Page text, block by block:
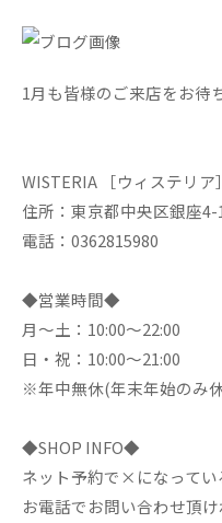
1月も皆様のご来店をお
WISTERIA ［ウィステリア］
住所：東京都中央区銀座
電話：0362815980
◆営業時間◆
月～土：10:00～22:00
日・祝：10:00～21:00
※年中無休(年末年始のみ
◆SHOP INFO◆
ネット予約で×になってい
お電話でお問い合わせ頂